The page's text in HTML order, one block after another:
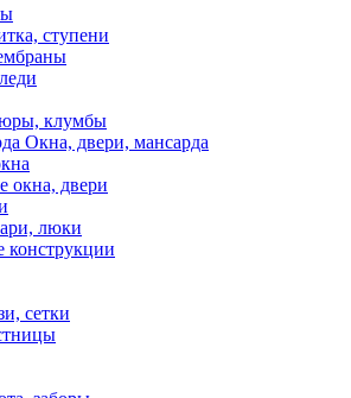
ступени
клумбы
Окна, двери, мансарда
окна, двери
люки
сетки